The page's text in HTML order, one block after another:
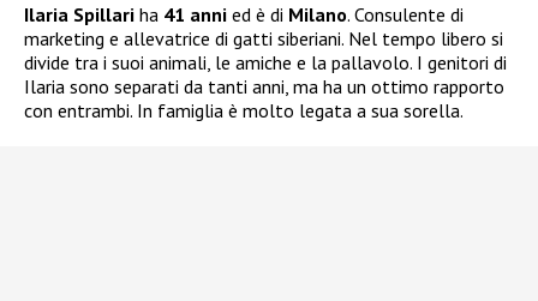
Ilaria Spillari ha 41 anni ed è di Milano. Consulente di
marketing e allevatrice di gatti siberiani. Nel tempo libero si
divide tra i suoi animali, le amiche e la pallavolo. I genitori di
Ilaria sono separati da tanti anni, ma ha un ottimo rapporto
con entrambi. In famiglia è molto legata a sua sorella.